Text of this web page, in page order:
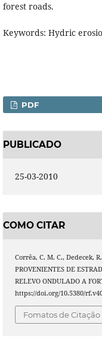
forest roads.
Keywords: Hydric
PDF
PUBLICADO
25-03-2010
COMO CITAR
Corrêa, C. M. C., Dedecek,
PROVENIENTES DE
RELEVO ONDULADO A
https://doi.org/10.5380/
Fomatos de Citação